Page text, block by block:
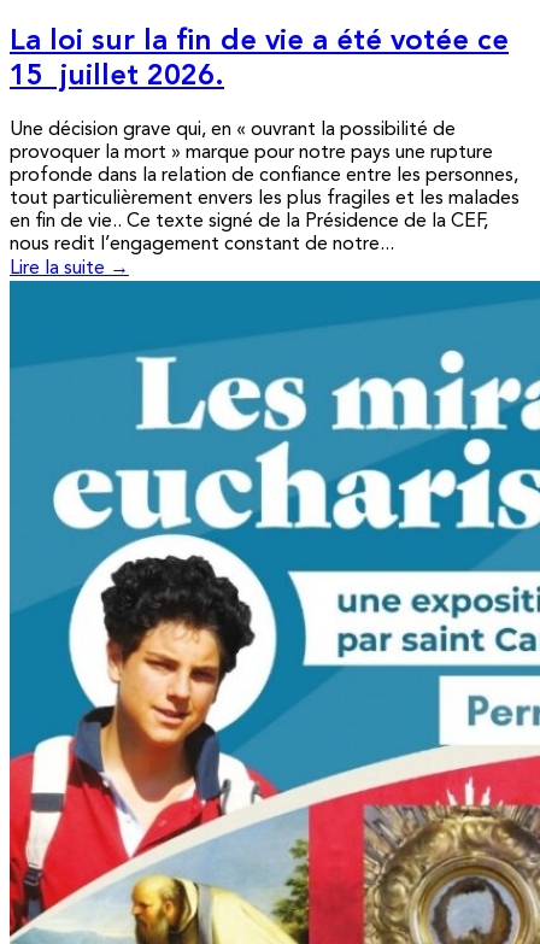
La loi sur la fin de vie a été votée ce
15 juillet 2026.
Une décision grave qui, en « ouvrant la possibilité de
provoquer la mort » marque pour notre pays une rupture
profonde dans la relation de confiance entre les personnes,
tout particulièrement envers les plus fragiles et les malades
en fin de vie.. Ce texte signé de la Présidence de la CEF,
nous redit l’engagement constant de notre...
Lire la suite →